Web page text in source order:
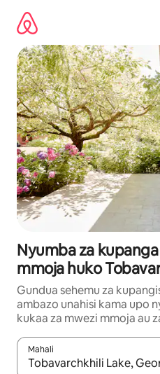
kwenda
kwenye
maudhui
Nyumba za
mmoja huko
Gundua sehemu za
ambazo unahisi kama upo
kukaa za mwezi mmoja au
Mahali
Wakati matokeo